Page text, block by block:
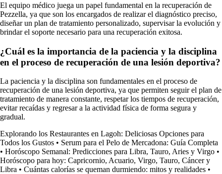
El equipo médico juega un papel fundamental en la recuperación de
Pezzella, ya que son los encargados de realizar el diagnóstico preciso,
diseñar un plan de tratamiento personalizado, supervisar la evolución y
brindar el soporte necesario para una recuperación exitosa.
¿Cuál es la importancia de la paciencia y la disciplina
en el proceso de recuperación de una lesión deportiva?
La paciencia y la disciplina son fundamentales en el proceso de
recuperación de una lesión deportiva, ya que permiten seguir el plan de
tratamiento de manera constante, respetar los tiempos de recuperación,
evitar recaídas y regresar a la actividad física de forma segura y
gradual.
Explorando los Restaurantes en Lagoh: Deliciosas Opciones para
Todos los Gustos • Serum para el Pelo de Mercadona: Guía Completa
• Horóscopo Semanal: Predicciones para Libra, Tauro, Aries y Virgo •
Horóscopo para hoy: Capricornio, Acuario, Virgo, Tauro, Cáncer y
Libra • Cuántas calorías se queman durmiendo: mitos y realidades •